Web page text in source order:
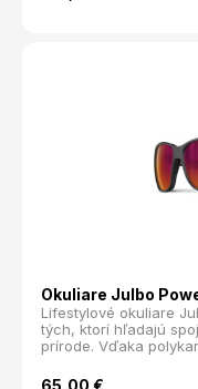
okuliarov je
Okuliare Julbo
Lifestylové okuliare
tých, ktorí hľadajú
prírode. Vďaka
ponúkajú vysokú
slnečným žiarením,